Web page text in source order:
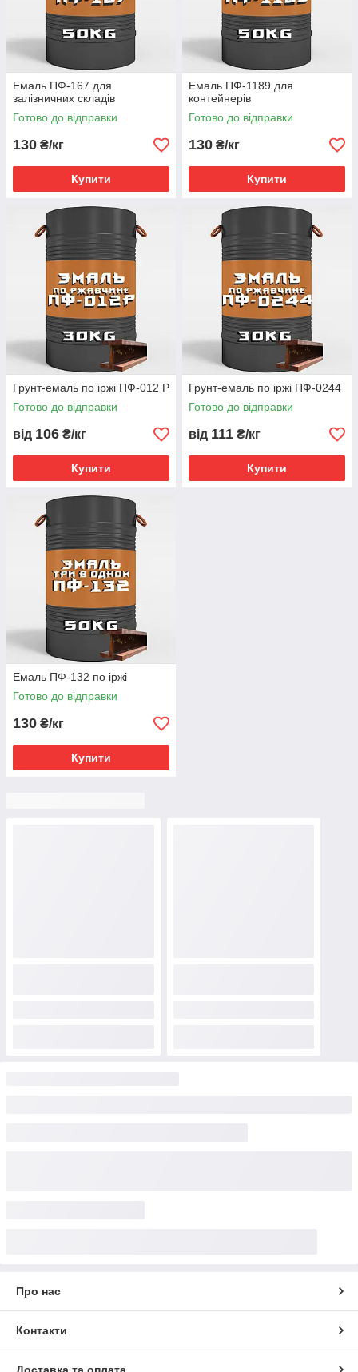
Емаль ПФ-167 для
залізничних складів
Готово до відправки
130 ₴/кг
Купити
Емаль ПФ-1189 для
контейнерів
Готово до відправки
130 ₴/кг
Купити
Грунт-емаль по іржі ПФ-012 Р
Готово до відправки
від 106 ₴/кг
Купити
Грунт-емаль по іржі ПФ-0244
Готово до відправки
від 111 ₴/кг
Купити
Емаль ПФ-132 по іржі
Готово до відправки
130 ₴/кг
Купити
Про нас
Контакти